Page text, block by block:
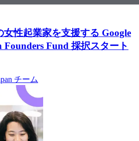
性起業家を支援する Google
Founders Fund 採択スタート
チーム